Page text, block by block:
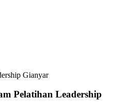
Gianyar
Pelatihan Leadership